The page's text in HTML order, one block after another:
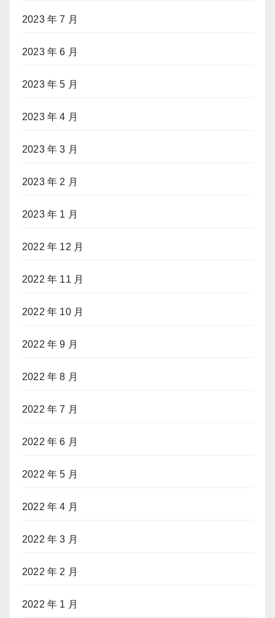
2023 年 7 月
2023 年 6 月
2023 年 5 月
2023 年 4 月
2023 年 3 月
2023 年 2 月
2023 年 1 月
2022 年 12 月
2022 年 11 月
2022 年 10 月
2022 年 9 月
2022 年 8 月
2022 年 7 月
2022 年 6 月
2022 年 5 月
2022 年 4 月
2022 年 3 月
2022 年 2 月
2022 年 1 月